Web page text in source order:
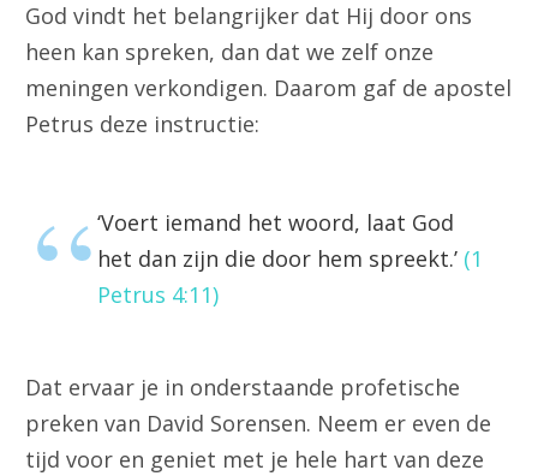
God vindt het belangrijker dat Hij door ons
heen kan spreken, dan dat we zelf onze
meningen verkondigen. Daarom gaf de apostel
Petrus deze instructie:
‘Voert iemand het woord, laat God
het dan zijn die door hem spreekt.’ (1
Petrus 4:11)
Dat ervaar je in onderstaande profetische
preken van David Sorensen. Neem er even de
tijd voor en geniet met je hele hart van deze